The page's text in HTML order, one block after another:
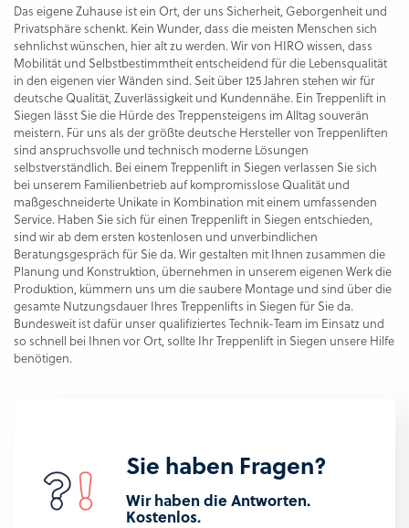
Das eigene Zuhause ist ein Ort, der uns Sicherheit, Geborgenheit und
Privatsphäre schenkt. Kein Wunder, dass die meisten Menschen sich
sehnlichst wünschen, hier alt zu werden. Wir von HIRO wissen, dass
Mobilität und Selbstbestimmtheit entscheidend für die Lebensqualität
in den eigenen vier Wänden sind. Seit über 125 Jahren stehen wir für
deutsche Qualität, Zuverlässigkeit und Kundennähe. Ein Treppenlift in
Siegen lässt Sie die Hürde des Treppensteigens im Alltag souverän
meistern. Für uns als der größte deutsche Hersteller von Treppenliften
sind anspruchsvolle und technisch moderne Lösungen
selbstverständlich. Bei einem Treppenlift in Siegen verlassen Sie sich
bei unserem Familienbetrieb auf kompromisslose Qualität und
maßgeschneiderte Unikate in Kombination mit einem umfassenden
Service. Haben Sie sich für einen Treppenlift in Siegen entschieden,
sind wir ab dem ersten kostenlosen und unverbindlichen
Beratungsgespräch für Sie da. Wir gestalten mit Ihnen zusammen die
Planung und Konstruktion, übernehmen in unserem eigenen Werk die
Produktion, kümmern uns um die saubere Montage und sind über die
gesamte Nutzungsdauer Ihres Treppenlifts in Siegen für Sie da.
Bundesweit ist dafür unser qualifiziertes Technik-Team im Einsatz und
so schnell bei Ihnen vor Ort, sollte Ihr Treppenlift in Siegen unsere Hilfe
benötigen.
Sie haben Fragen?
Wir haben die Antworten.
Kostenlos.